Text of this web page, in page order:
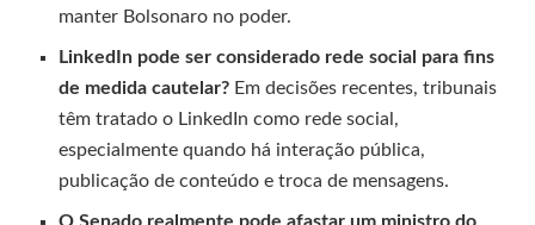
manter Bolsonaro no poder.
LinkedIn pode ser considerado rede social para fins
de medida cautelar? Em decisões recentes, tribunais
têm tratado o LinkedIn como rede social,
especialmente quando há interação pública,
publicação de conteúdo e troca de mensagens.